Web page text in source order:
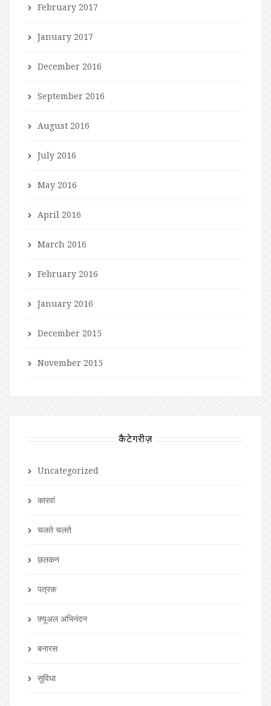
February 2017
January 2017
December 2016
September 2016
August 2016
July 2016
May 2016
April 2016
March 2016
February 2016
January 2016
December 2015
November 2015
कैटेगरीज़
Uncategorized
कारवां
चलते चलते
छलकन
पत्रक
फ़्यूअल अभिनंदन
बनारस
सुविधा